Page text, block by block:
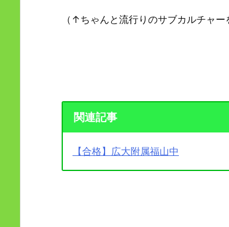
（↑ちゃんと流行りのサブカルチャー
関連記事
【合格】広大附属福山中